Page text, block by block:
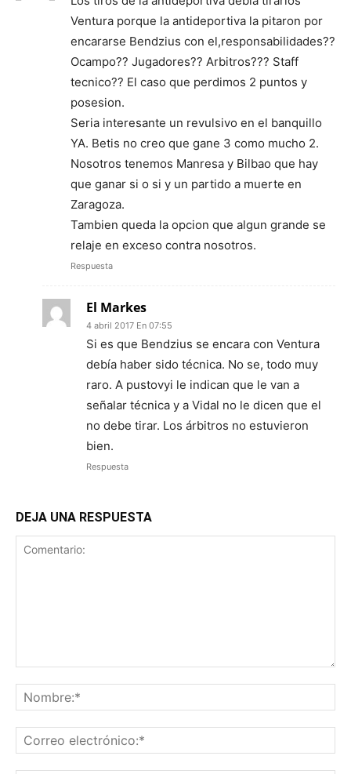
Ventura porque la antideportiva la pitaron por
encararse Bendzius con el,responsabilidades??
Ocampo?? Jugadores?? Arbitros??? Staff
tecnico?? El caso que perdimos 2 puntos y
posesion.
Seria interesante un revulsivo en el banquillo
YA. Betis no creo que gane 3 como mucho 2.
Nosotros tenemos Manresa y Bilbao que hay
que ganar si o si y un partido a muerte en
Zaragoza.
Tambien queda la opcion que algun grande se
relaje en exceso contra nosotros.
Respuesta
El Markes
4 abril 2017 En 07:55
Si es que Bendzius se encara con Ventura
debía haber sido técnica. No se, todo muy
raro. A pustovyi le indican que le van a
señalar técnica y a Vidal no le dicen que el
no debe tirar. Los árbitros no estuvieron
bien.
Respuesta
DEJA UNA RESPUESTA